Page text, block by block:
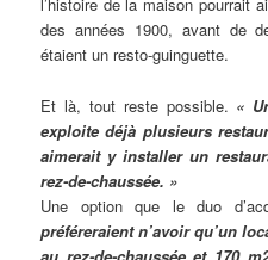
l’histoire de la maison pourrait
des années 1900, avant de
étaient un resto-guinguette.
Et là, tout reste possible. «
exploite déjà plusieurs
aimerait y installer un
rez-de-chaussée. »
Une option que le duo
préféreraient n’avoir qu’un
au rez-de-chaussée et 170